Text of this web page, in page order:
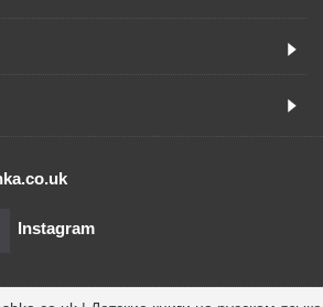
Instagram